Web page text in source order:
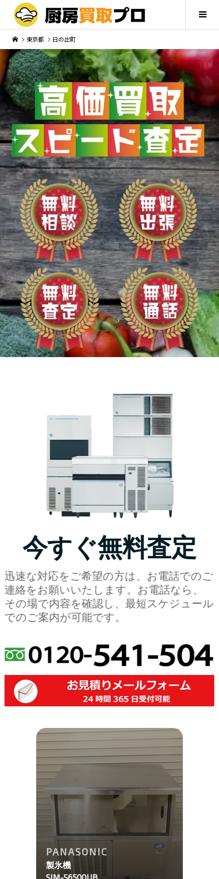
東京都 日の出町
今すぐ無料査定
迅速な対応をご希望の方は、お電話でのご
連絡をお願いいたします。お電話なら、
その場で内容を確認し、最短スケジュール
でのご案内が可能です。
PANASONIC
製氷機
SIM-S6500UB